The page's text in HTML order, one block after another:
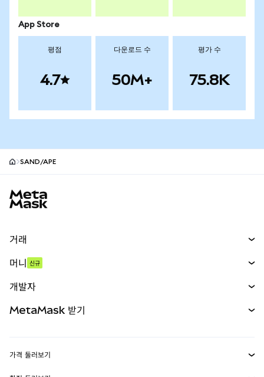
App Store
평점
4.7
다운로드 수
50M+
평가 수
75.8K
SAND/APE
거래
무기한 선물
실물자산
머니 신규
개발자
MetaMask 받기
가격 둘러보기